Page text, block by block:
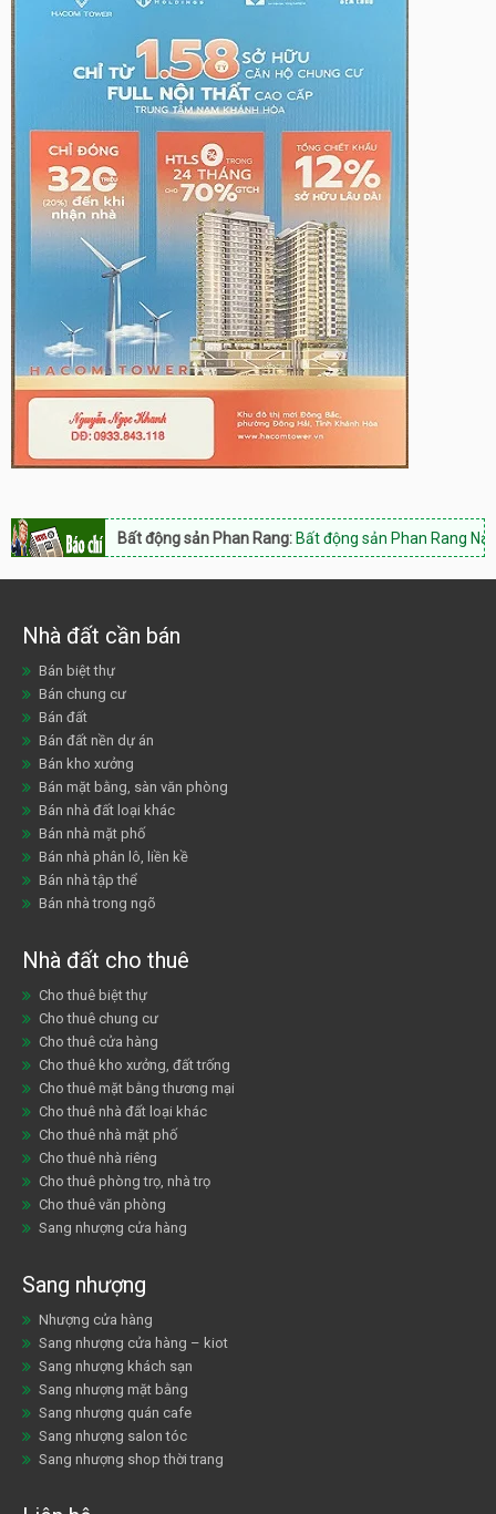
Bất động sản Phan Rang: Bất động sản Phan Rang Nam Khánh
Nhà đất cần bán
Bán biệt thự
Bán chung cư
Bán đất
Bán đất nền dự án
Bán kho xưởng
Bán mặt bằng, sàn văn phòng
Bán nhà đất loại khác
Bán nhà mặt phố
Bán nhà phân lô, liền kề
Bán nhà tập thể
Bán nhà trong ngõ
Nhà đất cho thuê
Cho thuê biệt thự
Cho thuê chung cư
Cho thuê cửa hàng
Cho thuê kho xưởng, đất trống
Cho thuê mặt bằng thương mại
Cho thuê nhà đất loại khác
Cho thuê nhà mặt phố
Cho thuê nhà riêng
Cho thuê phòng trọ, nhà trọ
Cho thuê văn phòng
Sang nhượng cửa hàng
Sang nhượng
Nhượng cửa hàng
Sang nhượng cửa hàng – kiot
Sang nhượng khách sạn
Sang nhượng mặt bằng
Sang nhượng quán cafe
Sang nhượng salon tóc
Sang nhượng shop thời trang